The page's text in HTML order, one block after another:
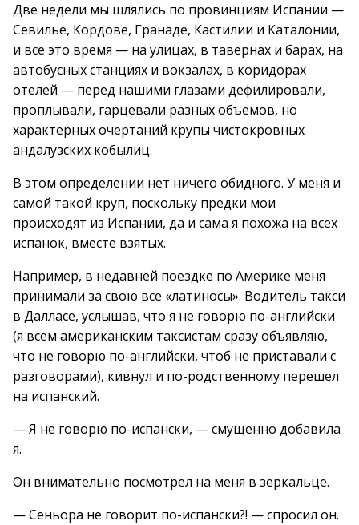
Две недели мы шлялись по провинциям Испании —
Севилье, Кордове, Гранаде, Кастилии и Каталонии,
и все это время — на улицах, в тавернах и барах, на
автобусных станциях и вокзалах, в коридорах
отелей — перед нашими глазами дефилировали,
проплывали, гарцевали разных объемов, но
характерных очертаний крупы чистокровных
андалузских кобылиц.
В этом определении нет ничего обидного. У меня и
самой такой круп, поскольку предки мои
происходят из Испании, да и сама я похожа на всех
испанок, вместе взятых.
Например, в недавней поездке по Америке меня
принимали за свою все «латиносы». Водитель такси
в Далласе, услышав, что я не говорю по-английски
(я всем американским таксистам сразу объявляю,
что не говорю по-английски, чтоб не приставали с
разговорами), кивнул и по-родственному перешел
на испанский.
— Я не говорю по-испански, — смущенно добавила
я.
Он внимательно посмотрел на меня в зеркальце.
— Сеньора не говорит по-испански?! — спросил он.